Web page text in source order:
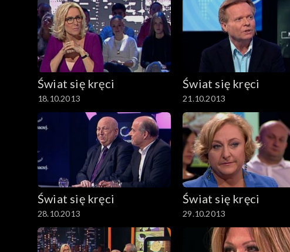
Świat się kręci
18.10.2013
Świat się kręci
21.10.2013
Świat się kręci
28.10.2013
Świat się kręci
29.10.2013